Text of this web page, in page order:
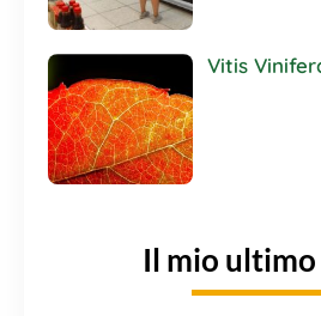
Vitis
Il mio